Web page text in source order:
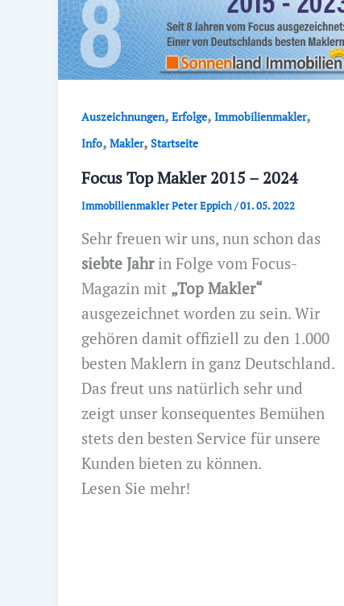
Auszeichnungen, Erfolge, Immobilienmakler,
Info, Makler, Startseite
Focus Top Makler 2015 – 2024
Immobilienmakler Peter Eppich/01. 05. 2022
Sehr freuen wir uns, nun schon das
siebte Jahrin Folge vom Focus-
Magazin mit „Top Makler“
ausgezeichnet worden zu sein. Wir
gehören damit offiziell zu den 1.000
besten Maklern in ganz Deutschland.
Das freut uns natürlich sehr und
zeigt unser konsequentes Bemühen
stets den besten Service für unsere
Kunden bieten zu können.
Lesen Sie mehr!